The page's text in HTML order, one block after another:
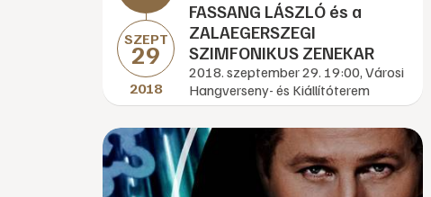
SZEPT
29
2018
FASSANG LÁSZLÓ és a
ZALAEGERSZEGI
SZIMFONIKUS ZENEKAR
2018. szeptember 29. 19:00, Városi
Hangverseny- és Kiállítóterem